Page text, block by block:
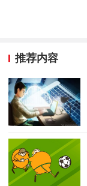
推荐内容